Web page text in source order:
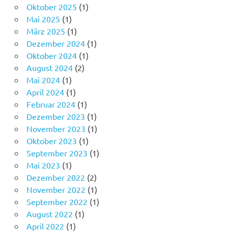
Oktober 2025 (1)
Mai 2025 (1)
März 2025 (1)
Dezember 2024(1)
Oktober 2024(1)
August 2024(2)
Mai 2024(1)
April 2024(1)
Februar 2024(1)
Dezember 2023 (1)
November 2023 (1)
Oktober 2023 (1)
September 2023 (1)
Mai 2023 (1)
Dezember 2022 (2)
November 2022 (1)
September 2022 (1)
August 2022 (1)
April 2022 (1)